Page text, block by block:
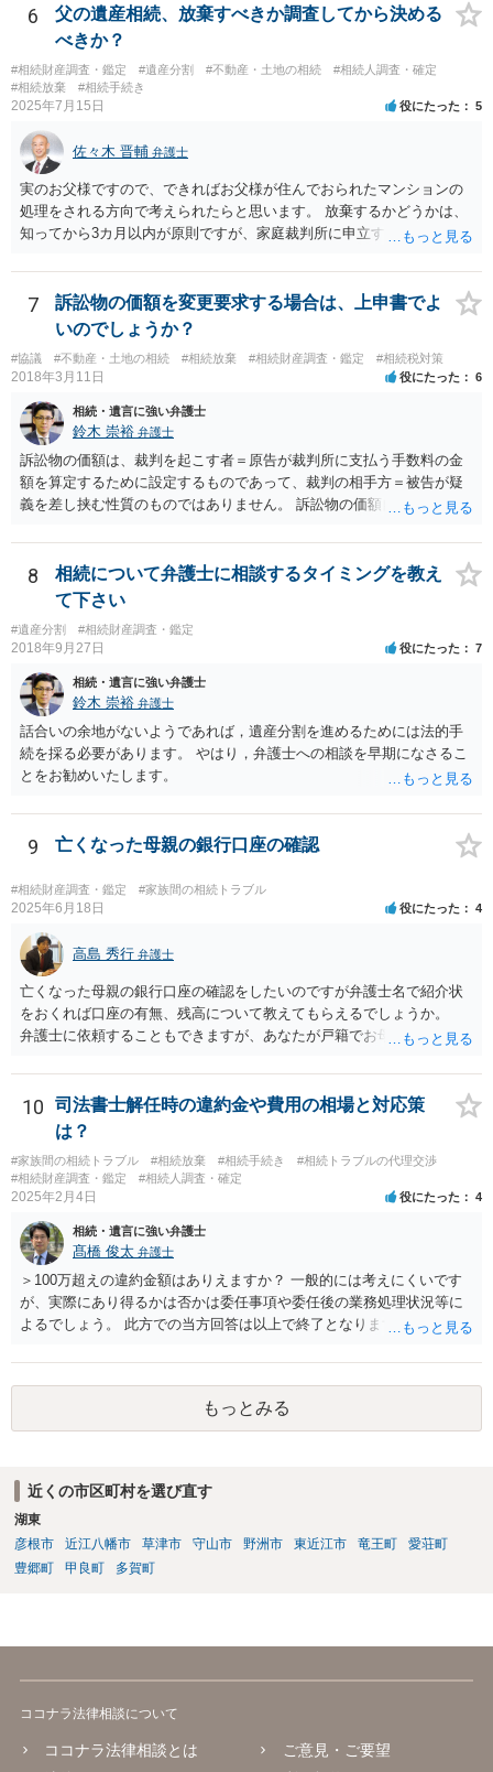
や目的も異なりますし、開示の内容も異なります。
6
父の遺産相続、放棄すべきか調査してから決める
べきか？
#相続財産調査・鑑定 #遺産分割 #不動産・土地の相続
#相続人調査・確定
#相続放棄
#相続手続き
2025年7月15日 役にたった 5
佐々木 晋輔 弁護士
実のお父様ですので、できればお父様が住んでおられたマンションの
処理をされる方向で考えられたらと思います。 放棄するかどうかは、
知ってから3カ月以内が原則ですが、家庭裁判所に申立すれば3カ月の
放棄するかどうか決めることができます。 銀行やサラ金が数年も放置
することはありませんので、数年後に借金が発見される可能性はほぼ
ありません。 なお、私が扱った相続放棄を検討していた案件で、期間
伸長して調査したところ、サラ金に対する過払金など相当な財産が見
つかったため相続したという事例がありました。
7
訴訟物の価額を変更要求する場合は、上申書でよ
いのでしょうか？
#協議 #不動産・土地の相続 #相続放棄 #相続財産調査・鑑定 #相続税対策
2018年3月11日 役にたった 6
相続・遺言に強い弁護士
鈴木 崇裕 弁護士
訴訟物の価額は、裁判を起こす者＝原告が裁判所に支払う手数料の金
額を算定するために設定するものであって、裁判の相手方＝被告が疑
義を差し挟む性質のものではありません。 訴訟物の価額自体が裁判の
したとしても、変更されることはありません。
8
相続について弁護士に相談するタイミングを教え
て下さい
#遺産分割 #相続財産調査・鑑定
2018年9月27日 役にたった 7
相続・遺言に強い弁護士
鈴木 崇裕 弁護士
話合いの余地がないようであれば，遺産分割を進めるためには法的手
続を採る必要があります。 やはり，弁護士への相談を早期になさるこ
とをお勧めいたします。
9 亡くなった母親の銀行口座の確認
#相続財産調査・鑑定 #家族間の相続トラブル
2025年6月18日 役にたった 4
高島 秀行 弁護士
亡くなった母親の銀行口座の確認をしたいのですが弁護士名で紹介状
をおくれば口座の有無、残高について教えてもらえるでしょうか。
弁護士に依頼することもできますが、あなたが戸籍でお母さんの相続
高は教えてくれると思います。 自分ではよくわからないということ
であれば、弁護士に相談し依頼されたら良いと思います。
10
司法書士解任時の違約金や費用の相場と対応策
は？
#家族間の相続トラブル #相続放棄 #相続手続き
#相続トラブルの代理交渉
#相続財産調査・鑑定
#相続人調査・確定
2025年2月4日 役にたった 4
相続・遺言に強い弁護士
髙橋 俊太 弁護士
＞100万超えの違約金額はありえますか？ 一般的には考えにくいです
が、実際にあり得るかは否かは委任事項や委任後の業務処理状況等に
よるでしょう。 此方での当方回答は以上で終了となりますが、参考に
もっとみる
近くの市区町村を選び直す
湖東
彦根市
近江八幡市 草津市 守山市 野洲市 東近江市 竜王町
愛荘町
豊郷町
甲良町 多賀町
ココナラ法律相談について
ココナラ法律相談とは
ご意見・ご要望